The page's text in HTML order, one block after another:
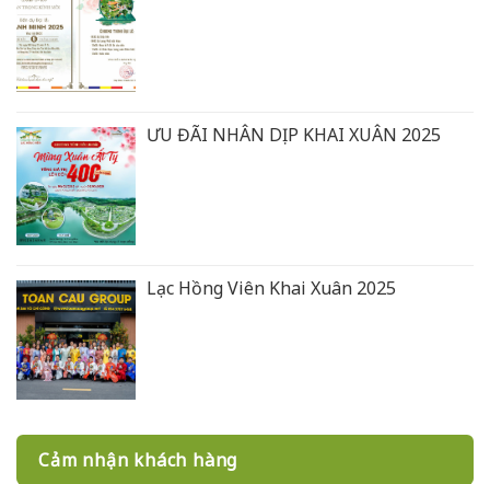
ƯU ĐÃI NHÂN DỊP KHAI XUÂN 2025
Lạc Hồng Viên Khai Xuân 2025
Cảm nhận khách hàng